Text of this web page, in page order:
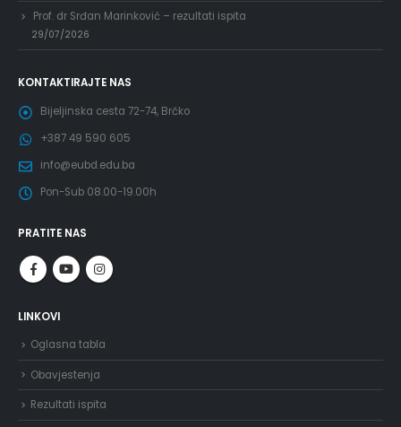
Prof. dr Srđan Marinković – rezultati ispita
29/07/2026
KONTAKTIRAJTE NAS
Bijeljinska cesta 72-74, Brčko
+387 49 590 605
info@eubd.edu.ba
Pon-Sub 08.00-19.00h
PRATITE NAS
LINKOVI
Oglasna tabla
Obavjestenja
Rezultati ispita